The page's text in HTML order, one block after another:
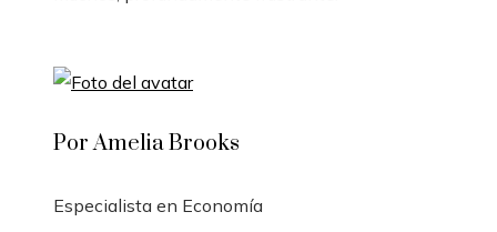
Por Amelia Brooks
Especialista en Economía